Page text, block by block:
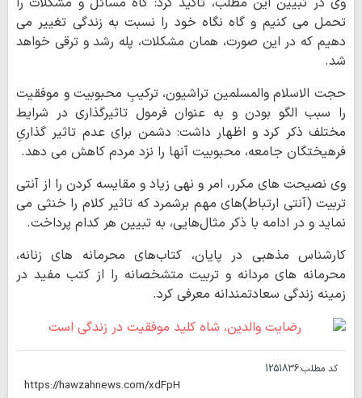
تحمل می کنیم و گاه نگاه خود را نسبت به زندگی تغییر می
دهیم که در این صورت، همان مشکلات، پله رشد و ترقی خواهد
شد.
حجت الاسلام والمسلمین تراشیون، ترکیبِ محبوبیت و موفقیت
را سبب الگو بودن و به عنوان فرمول تاثیرگذاری در شرایط
مختلف ذکر کرد و اظهار داشت: دشمن برای عدم تاثیر گذاریِ
فرهیختگان جامعه، محبوبیت آنها را نزد مردم کاهش می دهد.
وی نصیحت های مکرر، امر و نهی زیاد و مقایسه کردن را از آنتی
تربیت (آنتی ارتباط)های مهم برشمرد که تاثیر کلام را خنثی می
نماید و در ادامه با ذکر مثال‌هایی، به تبیین هر کدام پرداخت.
کارشناس مذهبی در پایان، کتاب‌های محرمانه های زنانه،
محرمانه های مردانه و تربیت متشخصانه را از کتب مفید در
زمینه زندگی سعادتمندانه معرفی کرد.
کد مطلب:1251836